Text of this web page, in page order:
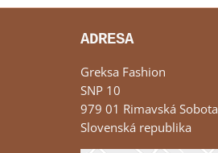
ADRESA
Greksa Fashion
SNP 10
979 01 Rimavská Sobota
Slovenská republika